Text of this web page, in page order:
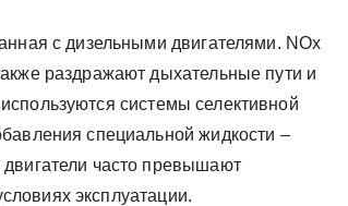
с дизельными двигателями. NOx
раздражают дыхательные пути и
системы селективной
специальной жидкости –
часто превышают
эксплуатации.